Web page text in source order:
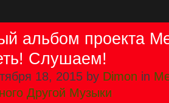
альбом проекта
Слушаем!
18, 2015 by Dimon in
Другой Музыки